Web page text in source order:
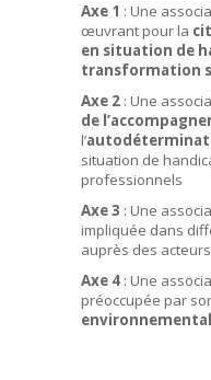
Axe 1 : Une
œuvrant pour la
en situation de
transformation
Axe 2 : Une
de
l’
situation de
professionnels
Axe 3 : Une
impliquée dans
auprès des
Axe 4 : Une
préoccupée par
environnemental